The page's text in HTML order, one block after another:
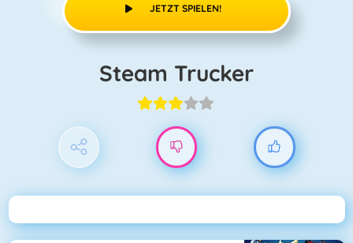
JETZT SPIELEN!
Steam Trucker